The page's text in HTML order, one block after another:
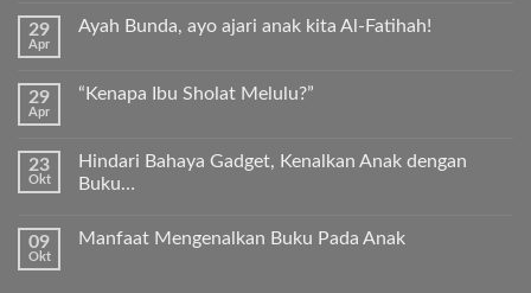
pada
Premium
29
Apr
Ayah Bunda, ayo ajari anak kita Al-Fatihah!
pada
ajari
kita
29
Apr
“Kenapa Ibu Sholat Melulu?”
pada
“Kenapa
23
Okt
Hindari Bahaya Gadget, Kenalkan Anak dengan
Buku…
komentar
09
Okt
Manfaat Mengenalkan Buku Pada Anak